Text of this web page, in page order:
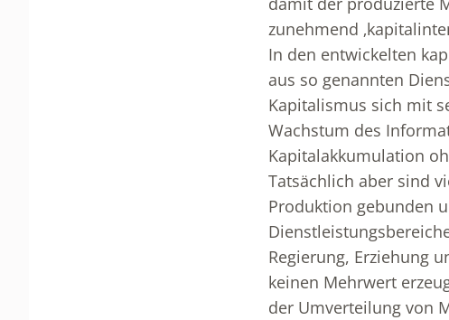
zunehmend
In den entwickelten
aus so genannten
Kapitalismus sich mit
Wachstum des
Kapitalakkumulation
Tatsächlich aber sind
Produktion gebunden
Regierung, Erziehung
keinen Mehrwert
der Umverteilung von